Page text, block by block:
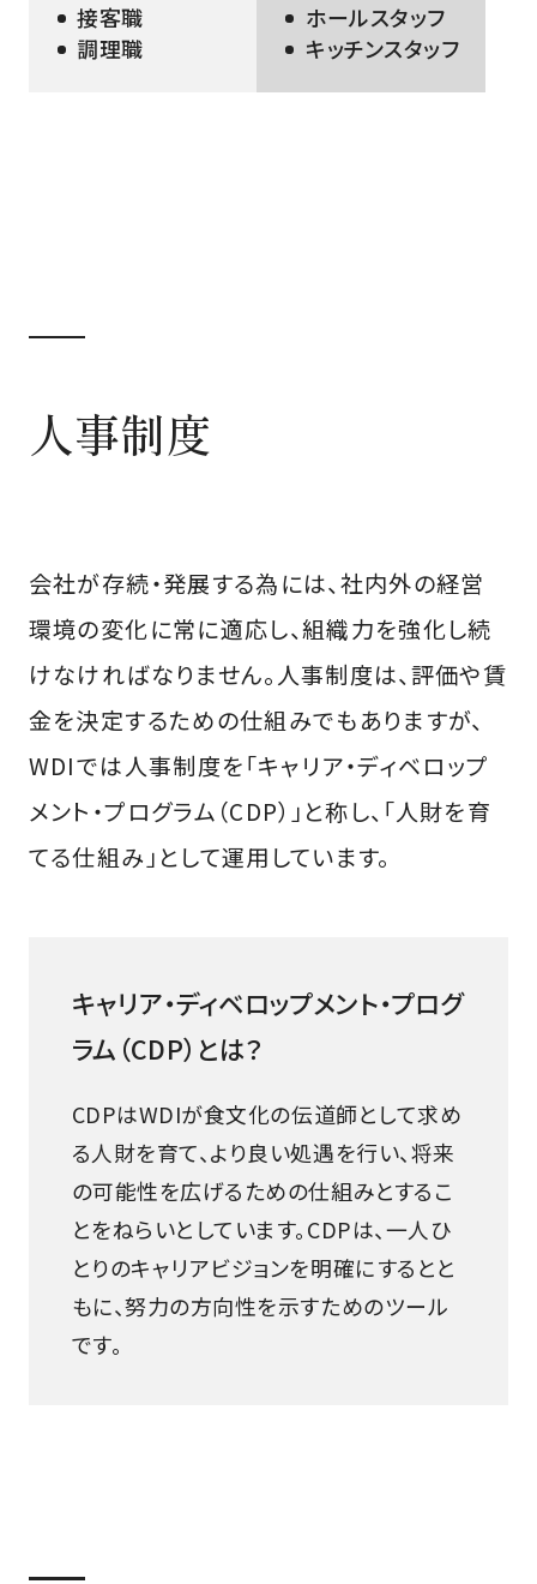
接客職
調理職
ホールスタッフ
キッチンスタッフ
人事制度
会社が存続・発展する為には、社内外の経営
環境の変化に常に適応し、組織力を強化し続
けなければなりません。人事制度は、評価や賃
金を決定するための仕組みでもありますが、
WDIでは人事制度を「キャリア・ディベロップ
メント・プログラム（CDP）」と称し、「人財を育
てる仕組み」として運用しています。
キャリア・ディベロップメント・プログ
ラム（CDP）とは？
CDPはWDIが食文化の伝道師として求め
る人財を育て、より良い処遇を行い、将来
の可能性を広げるための仕組みとするこ
とをねらいとしています。CDPは、一人ひ
とりのキャリアビジョンを明確にするとと
もに、努力の方向性を示すためのツール
です。